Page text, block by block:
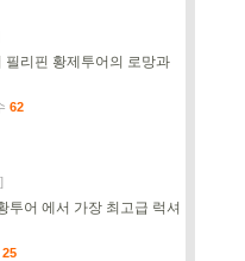
필리핀 황제투어의 로망과
62
투어 에서 가장 최고급 럭셔
25